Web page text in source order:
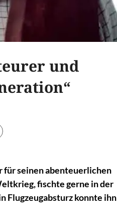
und
für seinen abenteuerlichen
fischte gerne in der
Flugzeugabsturz konnte ihn